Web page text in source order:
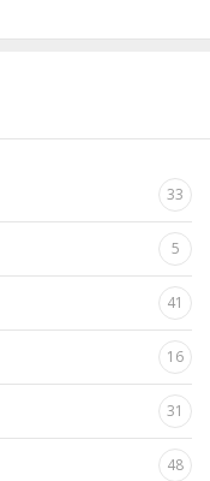
33
5
41
16
31
48